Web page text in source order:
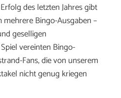
des letzten Jahres gibt
Bingo-Ausgaben –
geselligen
vereinten Bingo-
Fans, die von unserem
nicht genug kriegen